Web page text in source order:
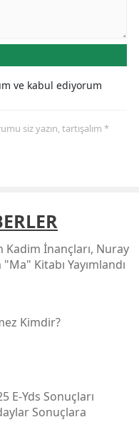
ve kabul ediyorum
siz yazın, tartışalım *
İnançları, Nuray
Kitabı Yayımlandı
Kimdir?
E-Yds Sonuçları
Sonuçlara